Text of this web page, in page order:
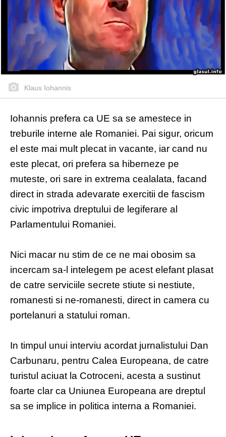
Klaus Iohannis
Iohannis prefera ca UE sa se amestece in
treburile interne ale Romaniei. Pai sigur, oricum
el este mai mult plecat in vacante, iar cand nu
este plecat, ori prefera sa hiberneze pe
muteste, ori sare in extrema cealalata, facand
direct in strada adevarate exercitii de fascism
civic impotriva dreptului de legiferare al
Parlamentului Romaniei.
Nici macar nu stim de ce ne mai obosim sa
incercam sa-l intelegem pe acest elefant plasat
de catre serviciile secrete stiute si nestiute,
romanesti si ne-romanesti, direct in camera cu
portelanuri a statului roman.
In timpul unui interviu acordat jurnalistului Dan
Carbunaru, pentru Calea Europeana, de catre
turistul aciuat la Cotroceni, acesta a sustinut
foarte clar ca Uniunea Europeana are dreptul
sa se implice in politica interna a Romaniei.